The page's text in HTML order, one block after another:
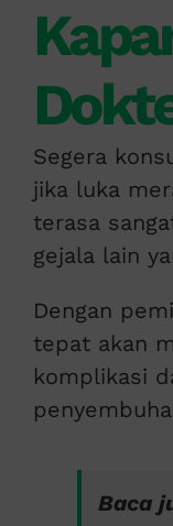
Segera
jika luka
terasa
gejala lain
Dengan
tepat akan
komplikasi
Baca